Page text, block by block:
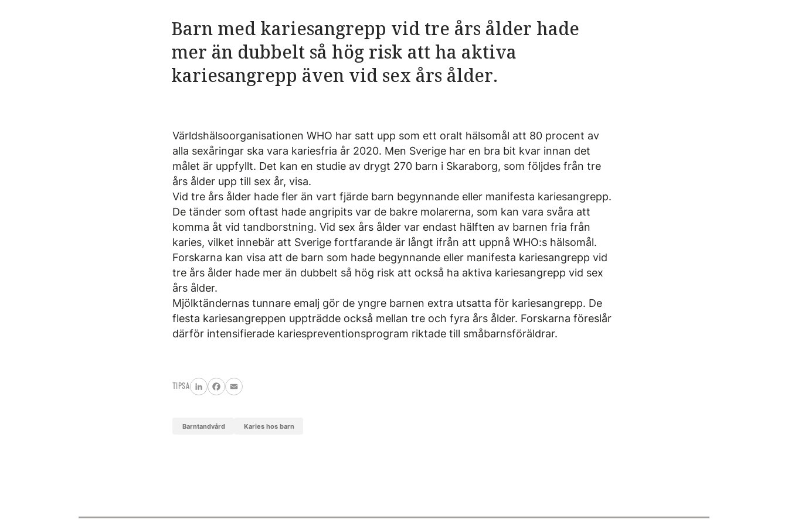
Barn med kariesangrepp vid tre års ålder hade
mer än dubbelt så hög risk att ha aktiva
kariesangrepp även vid sex års ålder.
Världshälsoorganisationen WHO har satt upp som ett oralt hälsomål att 80 procent av
alla sexåringar ska vara kariesfria år 2020. Men Sverige har en bra bit kvar innan det
målet är uppfyllt. Det kan en studie av drygt 270 barn i Skaraborg, som följdes från tre
års ålder upp till sex år, visa.
Vid tre års ålder hade fler än vart fjärde barn begynnande eller manifesta kariesangrepp.
De tänder som oftast hade angripits var de bakre molarerna, som kan vara svåra att
komma åt vid tandborstning. Vid sex års ålder var endast hälften av barnen fria från
karies, vilket innebär att Sverige fortfarande är långt ifrån att uppnå WHO:s hälsomål.
Forskarna kan visa att de barn som hade begynnande eller manifesta kariesangrepp vid
tre års ålder hade mer än dubbelt så hög risk att också ha aktiva kariesangrepp vid sex
års ålder.
Mjölktändernas tunnare emalj gör de yngre barnen extra utsatta för kariesangrepp. De
flesta kariesangreppen uppträdde också mellan tre och fyra års ålder. Forskarna föreslår
därför intensifierade kariespreventionsprogram riktade till småbarnsför­äldrar.
TIPSA
LinkedInFacebook
Email
barntandvård karies hos barn